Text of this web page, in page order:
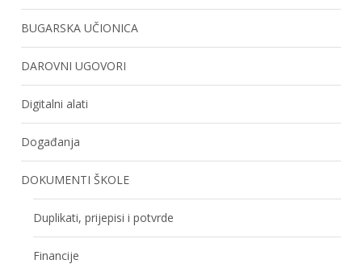
BUGARSKA UČIONICA
DAROVNI UGOVORI
Digitalni alati
Događanja
DOKUMENTI ŠKOLE
Duplikati, prijepisi i potvrde
Financije